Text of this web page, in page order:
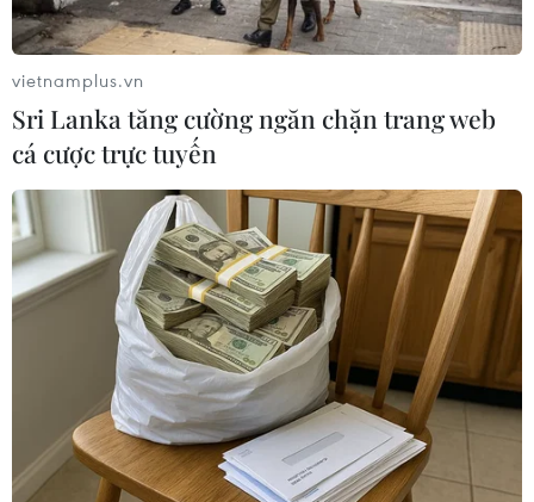
Cho đến 10 giờ sáng, VFF chưa có thông báo nào về việc có
bán vé cho các thương binh trong ngày hôm nay hay không.
Bên trong trụ sở VFF, lãnh đạo đơn vị này sẽ có cuộc họp khẩn
liên quan đến việc bán vé và công tác tổ chức trận chung kết
lượt về Việt Nam-Malaysia. (Ảnh: Minh Sơn/Vietnam+)
vietnamplus.vn
Sri Lanka tăng cường ngăn chặn trang web
cá cược trực tuyến